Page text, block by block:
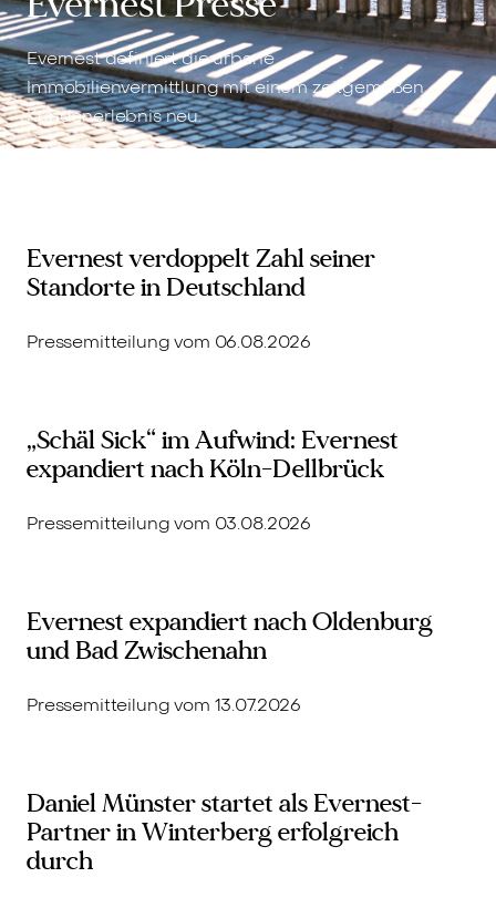
Evernest definiert die urbane
Immobilienvermittlung mit einem zeitgemäßen
Kundenerlebnis neu.
Evernest verdoppelt Zahl seiner
Standorte in Deutschland
Pressemitteilung vom 06.08.2026
„Schäl Sick“ im Aufwind: Evernest
expandiert nach Köln-Dellbrück
Pressemitteilung vom 03.08.2026
Evernest expandiert nach Oldenburg
und Bad Zwischenahn
Pressemitteilung vom 13.07.2026
Daniel Münster startet als Evernest-
Partner in Winterberg erfolgreich
durch